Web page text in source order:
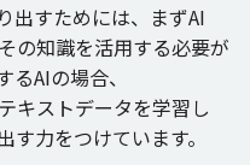
出すためには、まずAI
の知識を活用する必要が
るAIの場合、
テキストデータを学習し
す力をつけています。